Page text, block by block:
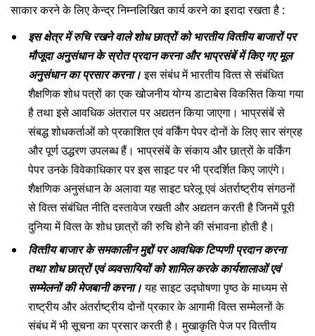
साकार करने के लिए केन्‍द्र निम्‍नलिखित कार्य करने का इरादा रखता है :
इस क्षेत्र में रुचि रखने वाले शोध छात्रों को भारतीय वित्‍तीय बाजारों पर
मौजूदा अनुसंधान के स्रोत प्रदान करना और भाप्रसंबें में किए गए मूल
अनुसंधान का प्रसार करना। इस संबंध में भारतीय वित्‍त से संबंधित
शैक्षणिक शोध पत्रों का एक खोजनीय योग्‍य डाटाबेस विकसित किया गया
है तथा इसे आवधिक अंतराल पर अद्यतन किया जाएगा। भाप्रसंबें से
संबद्ध शोधकर्ताओं को प्रकाशित एवं वर्किंग पेपर दोनों के लिए सार संग्रह
और पूर्ण उद्धरण उपलब्‍ध हैं। भाप्रसंबें के संकाय और छात्रों के वर्किंग
पेपर उनके विवेकाधिकार पर इस साइट पर भी प्रदर्शित किए जाएंगे।
शैक्षणिक अनुसंधान के अलावा यह साइट घरेलू एवं अंतर्राष्‍ट्रीय संगठनों
से वित्‍त संबंधित नीति दस्‍तावेज रखती और अद्यतन करती है जिनमें पूरी
दुनिया में वित्‍त के शोध छात्रों की रुचि होने की संभावना होती है।
वित्‍तीय बाजार के समकालीन मुद्दों पर आवधिक टिप्‍पणी प्रदान करना
तथा शोध छात्रों एवं व्यवसायियों को शामिल करके कार्यशालाओं एवं
सम्‍मेलनों की मेजबानी करना। यह साइट उद्घोषणा पृष्‍ठ के माध्‍यम से
राष्‍ट्रीय और अंतर्राष्‍ट्रीय दोनों प्रकार के आगामी वित्‍त सम्‍मेलनों के
संबंध में भी सूचना का प्रसार करती है। मुखाकृति पेज पर वित्‍तीय